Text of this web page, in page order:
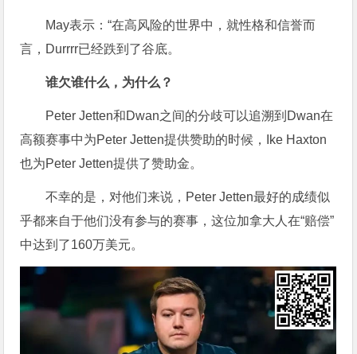
May表示：“在高风险的世界中，就性格和信誉而
言，Durrrr已经跌到了谷底。
谁欠谁什么，为什么？
Peter Jetten和Dwan之间的分歧可以追溯到Dwan在
高额赛事中为Peter Jetten提供赞助的时候，Ike Haxton
也为Peter Jetten提供了赞助金。
不幸的是，对他们来说，Peter Jetten最好的成绩似
乎都来自于他们没有参与的赛事，这位加拿大人在“赔偿”
中达到了160万美元。